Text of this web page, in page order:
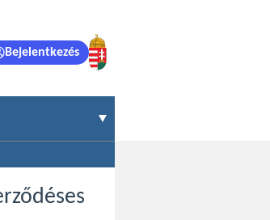
Bejelentkezés